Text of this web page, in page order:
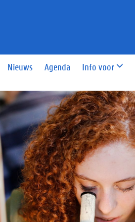
Nieuws Agenda Info voor